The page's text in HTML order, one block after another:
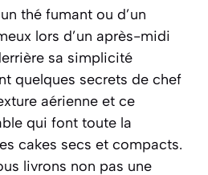
thé fumant ou d’un
lors d’un après-midi
sa simplicité
quelques secrets de chef
aérienne et ce
qui font toute la
cakes secs et compacts.
livrons non pas une